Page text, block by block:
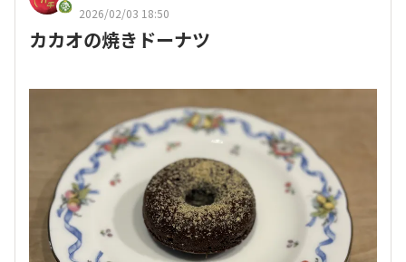
2026/02/03 18:50
カカオの焼きドーナツ